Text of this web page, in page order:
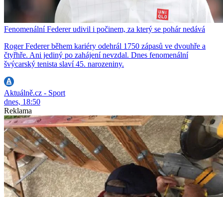
Fenomenální Federer udivil i počinem, za který se pohár nedává
Roger Federer během kariéry odehrál 1750 zápasů ve dvouhře a
čtyřhře. Ani jediný po zahájení nevzdal. Dnes fenomenální
švýcarský tenista slaví 45. narozeniny.
Aktuálně.cz - Sport
dnes, 18:50
Reklama